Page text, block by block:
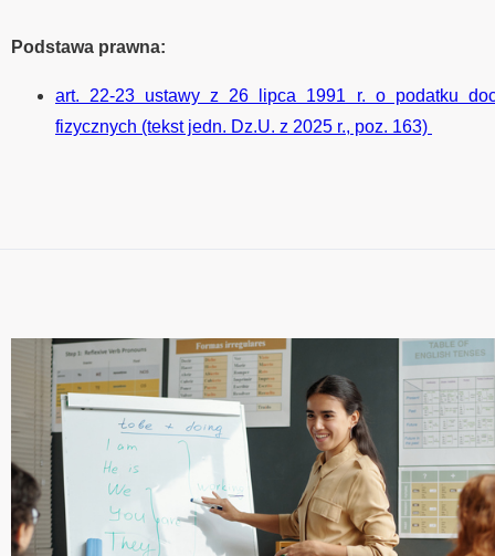
Podstawa prawna:
art. 22-23 ustawy z 26 lipca 1991 r. o podatku
fizycznych (tekst jedn. Dz.U. z 2025 r., poz. 163)